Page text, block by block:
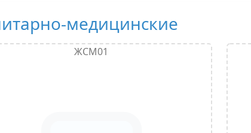
медицинские
ЖСМ01